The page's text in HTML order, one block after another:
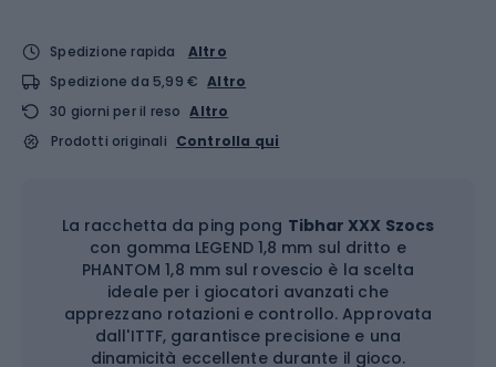
Spedizione rapida
Altro
Spedizione da 5,99 € Altro
30 giorni per il reso Altro
Prodotti originali Controlla qui
La racchetta da ping pong Tibhar XXX Szocs
con gomma LEGEND 1,8 mm sul dritto e
PHANTOM 1,8 mm sul rovescio è la scelta
ideale per i giocatori avanzati che
apprezzano rotazioni e controllo. Approvata
dall'ITTF, garantisce precisione e una
dinamicità eccellente durante il gioco.